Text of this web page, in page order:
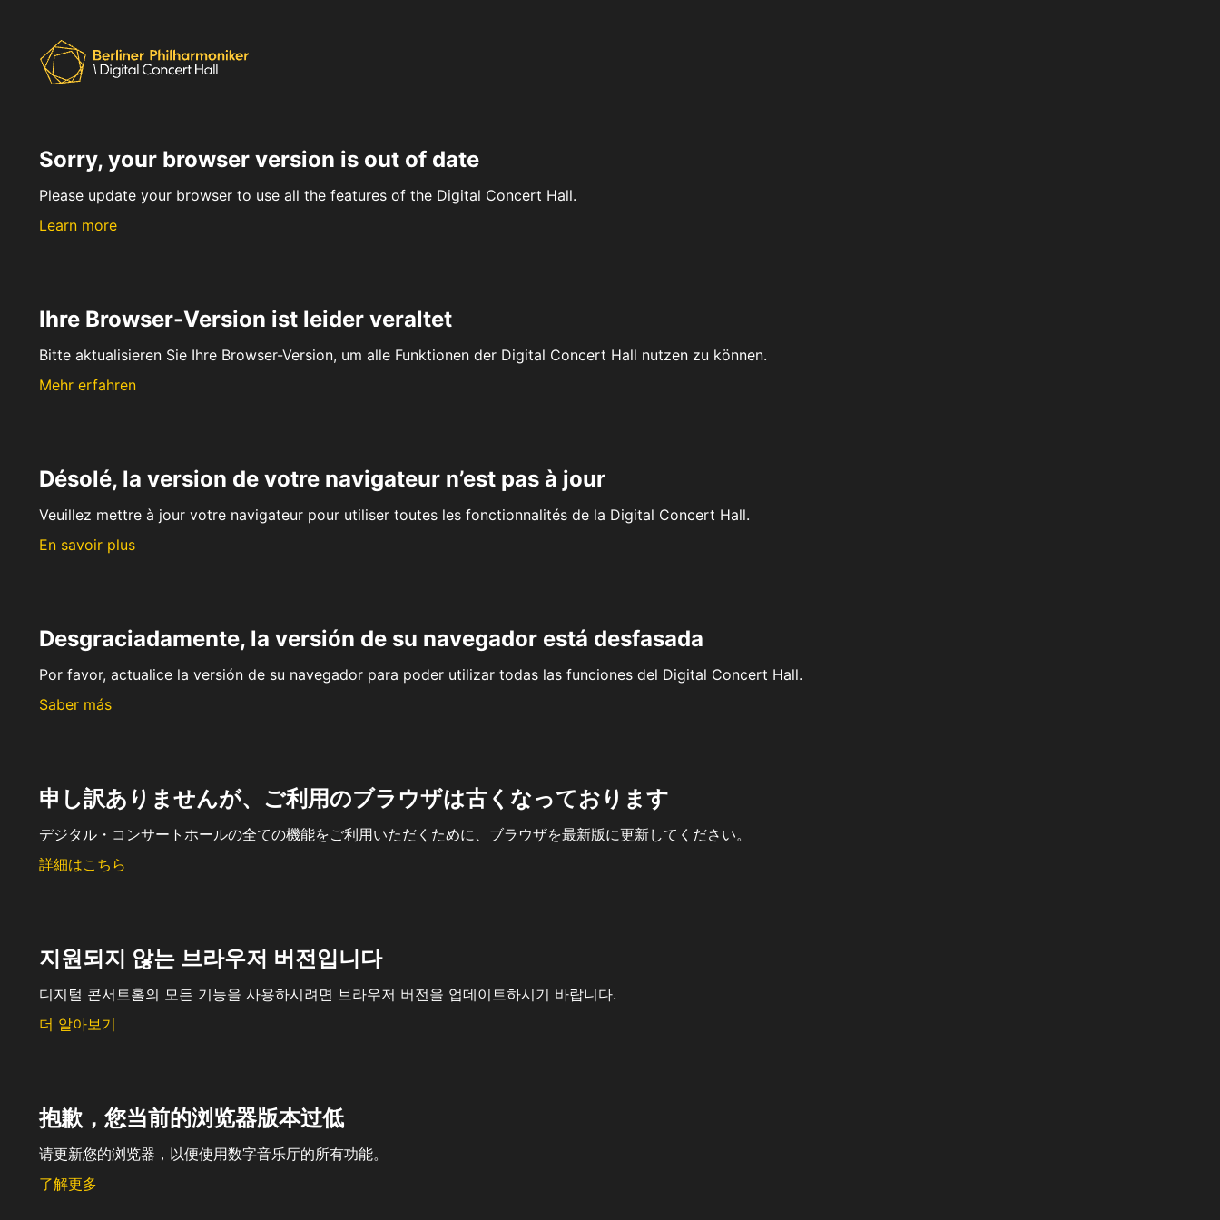
Sorry, your browser version is out of date
Please update your browser to use all the features of the Digital Concert Hall.
Learn more
Ihre Browser-Version ist leider veraltet
Bitte aktualisieren Sie Ihre Browser-Version, um alle Funktionen der Digital Concert Hall nutzen zu können.
Mehr erfahren
Désolé, la version de votre navigateur n’est pas à jour
Veuillez mettre à jour votre navigateur pour utiliser toutes les fonctionnalités de la Digital Concert Hall.
En savoir plus
Desgraciadamente, la versión de su navegador está desfasada
Por favor, actualice la versión de su navegador para poder utilizar todas las funciones del Digital Concert Hall.
Saber más
申し訳ありませんが、ご利用のブラウザは古くなっております
デジタル・コンサートホールの全ての機能をご利用いただくために、ブラウザを最新版に更新してください。
詳細はこちら
지원되지 않는 브라우저 버전입니다
디지털 콘서트홀의 모든 기능을 사용하시려면 브라우저 버전을 업데이트하시기 바랍니다.
더 알아보기
抱歉，您当前的浏览器版本过低
请更新您的浏览器，以便使用数字音乐厅的所有功能。
了解更多